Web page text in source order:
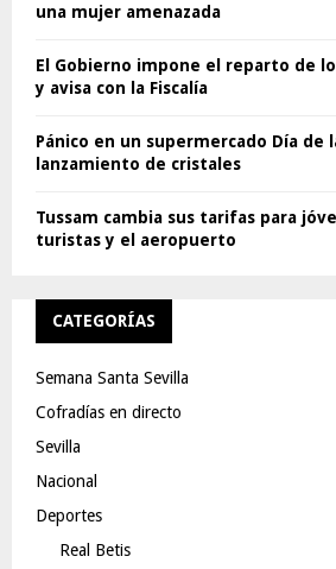
una mujer amenazada
El Gobierno impone el reparto de
y avisa con la Fiscalía
Pánico en un supermercado Día de
lanzamiento de cristales
Tussam cambia sus tarifas para
turistas y el aeropuerto
CATEGORÍAS
Semana Santa Sevilla
Cofradías en directo
Sevilla
Nacional
Deportes
Real Betis